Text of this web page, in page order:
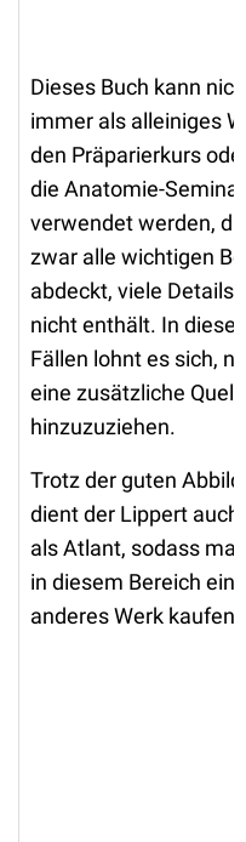
Dieses Buch kann
immer als alleiniges
den Präparierkurs
die Anatomie-
verwendet werden,
zwar alle wichtigen
abdeckt, viele Details
nicht enthält. In
Fällen lohnt es sich,
eine zusätzliche
hinzuzuziehen.
Trotz der guten
dient der Lippert auch
als Atlant, sodass
in diesem Bereich ein
anderes Werk kaufen